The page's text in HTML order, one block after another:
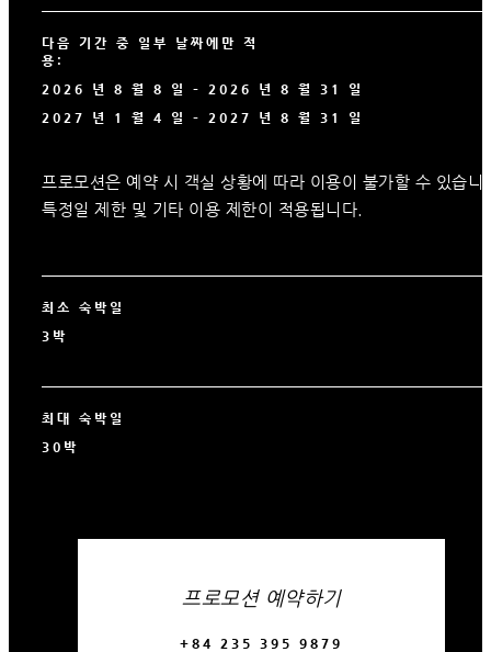
다음 기간 중 일부 날짜에만 적
용:
2026 년 8 월 8 일 – 2026 년 8 월 31 일
2027 년 1 월 4 일 – 2027 년 8 월 31 일
프로모션은 예약 시 객실 상황에 따라 이용이 불가할 수 있습니
특정일 제한 및 기타 이용 제한이 적용됩니다.
최소 숙박일
3박
최대 숙박일
30박
프로모션 예약하기
+84 235 395 9879